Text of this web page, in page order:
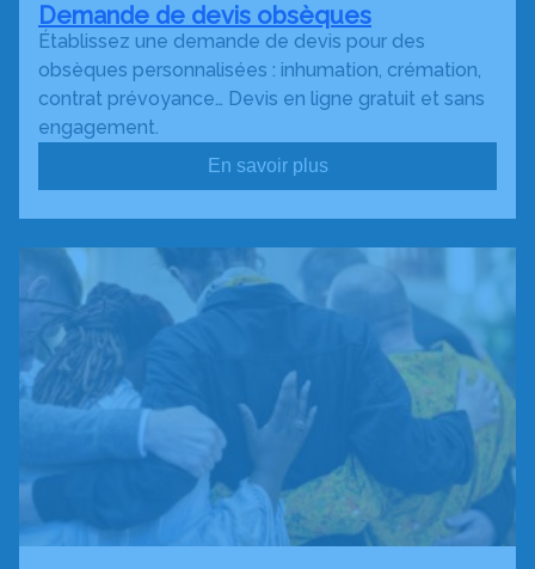
Demande de devis obsèques
Établissez une demande de devis pour des
obsèques personnalisées : inhumation, crémation,
contrat prévoyance… Devis en ligne gratuit et sans
engagement.
En savoir plus